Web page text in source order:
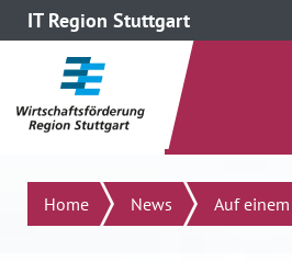
IT Region Stuttgart
direkt zum Inhalt dieser Seite
direkt zum Menü springen
Suchen
Home News Auf